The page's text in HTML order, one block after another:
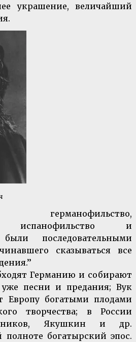
украшение, величайший
германофильство,
испанофильство и
были последовательными
сказываться все
Германию и собирают
уже песни и предания; Вук
Европу богатыми плодами
творчества; в России
Якушкин и др.
богатырский эпос.